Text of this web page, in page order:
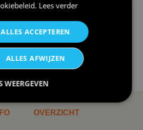
€24,95
OVERZICHT
. Lees verder
ALLES ACCEPTEREN
ALLES AFWIJZEN
WEERGEVEN